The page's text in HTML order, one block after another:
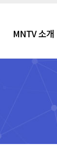
MNTV 소개